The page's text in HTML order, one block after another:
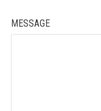
MESSAGE